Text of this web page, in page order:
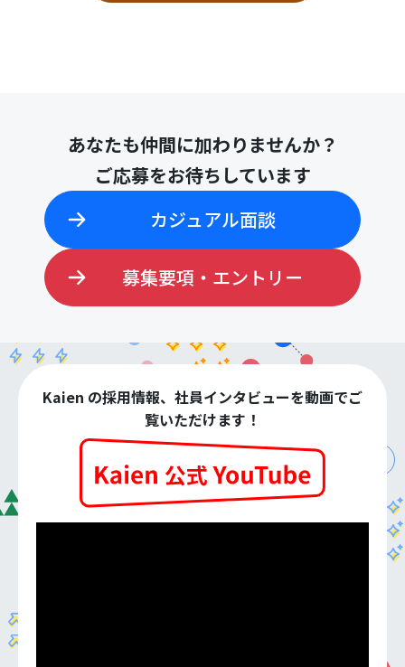
あなたも仲間に加わりませんか？
ご応募をお待ちしています
カジュアル面談
募集要項・エントリー
Kaien の採用情報、社員インタビューを動画でご
覧いただけます！